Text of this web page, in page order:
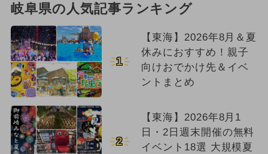
岐阜県の人気記事ランキング
1
【東海】2026年8月＆夏
休みにおすすめ！親子
向けおでかけ先＆イベ
ントまとめ
2
【東海】2026年8月1
日・2日週末開催の無料
イベント18選 大規模夏